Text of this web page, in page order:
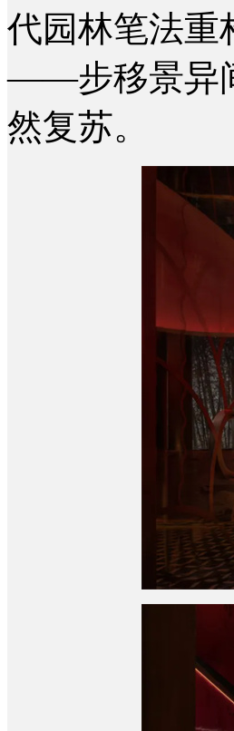
代园林笔法重
——步移景异
然复苏。